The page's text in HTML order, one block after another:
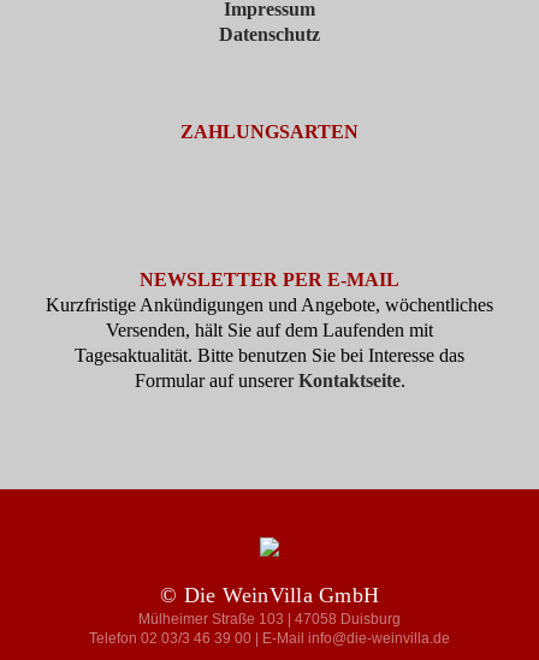
Impressum
Datenschutz
ZAHLUNGSARTEN
NEWSLETTER PER E-MAIL
Kurzfristige Ankündigungen und Angebote, wöchentliches
Versenden, hält Sie auf dem Laufenden mit
Tagesaktualität. Bitte benutzen Sie bei Interesse das
Formular auf unsererKontaktseite.
© Die WeinVilla GmbH
Mülheimer Straße 103 | 47058 Duisburg
Telefon 02 03/3 46 39 00 | E-Mail info@die-weinvilla.de